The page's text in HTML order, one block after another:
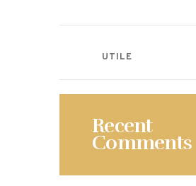
UTILE
Recent
Comments